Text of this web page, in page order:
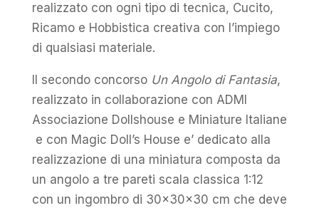
realizzato con ogni tipo di tecnica, Cucito,
Ricamo e Hobbistica creativa con l’impiego
di qualsiasi materiale.
Il secondo concorso Un Angolo di Fantasia,
realizzato in collaborazione con ADMI
Associazione Dollshouse e Miniature Italiane
e con Magic Doll’s House e’ dedicato alla
realizzazione di una miniatura composta da
un angolo a tre pareti scala classica 1:12
con un ingombro di 30x30x30 cm che deve